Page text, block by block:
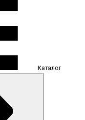
Каталог